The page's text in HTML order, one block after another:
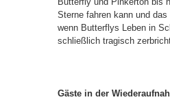
Sterne fahren kann und
wenn Butterflys Leben in
schließlich tragisch
Gäste in der